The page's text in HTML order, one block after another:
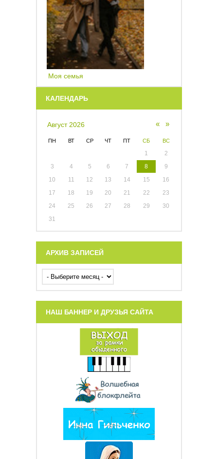
Моя семья
КАЛЕНДАРЬ
«
Август 2026 »
ПН ВТ СР ЧТ ПТ СБ ВС
1
2
3
4 5 6 7 8
9
10
11 12 13 14 15
16
17
18 19 20 21 22
23
24
25 26 27 28 29
30
31
АРХИВ ЗАПИСЕЙ
НАШ БАННЕР И ДРУЗЬЯ САЙТА